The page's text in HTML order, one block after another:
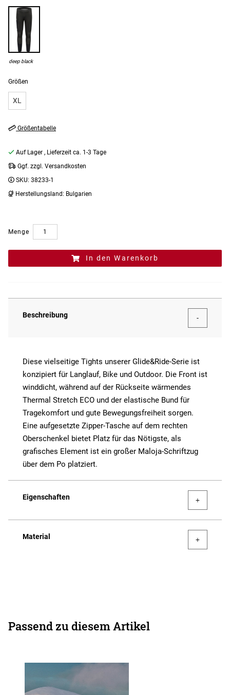
Größen
XL
deep black
Größentabelle
Auf Lager , Lieferzeit ca. 1-3 Tage
Ggf. zzgl. Versandkosten
SKU: 38233-1
Herstellungsland: Bulgarien
Menge
In den Warenkorb
Beschreibung
Diese vielseitige Tights unserer Glide&Ride-Serie ist
konzipiert für Langlauf, Bike und Outdoor. Die Front ist
winddicht, während auf der Rückseite wärmendes
Thermal Stretch ECO und der elastische Bund für
Tragekomfort und gute Bewegungsfreiheit sorgen.
Eine aufgesetzte Zipper-Tasche auf dem rechten
Oberschenkel bietet Platz für das Nötigste, als
grafisches Element ist ein großer Maloja-Schriftzug
über dem Po platziert.
Eigenschaften
Material
Passend zu diesem Artikel